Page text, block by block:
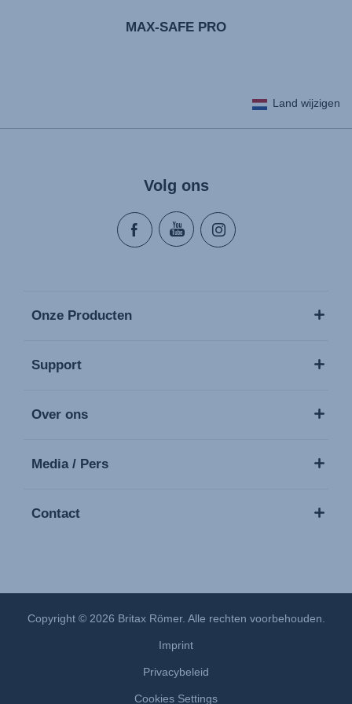
MAX-SAFE PRO
Land wijzigen
Volg ons
Onze Producten
Support
Over ons
Media / Pers
Contact
Copyright © 2026 Britax Römer. Alle rechten voorbehouden.
Imprint
Privacybeleid
Cookies Settings